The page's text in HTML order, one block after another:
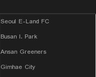
Seoul E-Land FC
Busan I. Park
Ansan Greeners
Gimhae City